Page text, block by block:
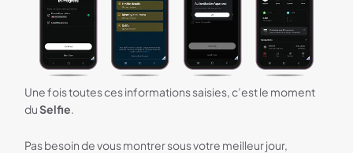
Une fois toutes ces informations saisies, c’est le moment
duSelfie.
Pas besoin de vous montrer sous votre meilleur jour,